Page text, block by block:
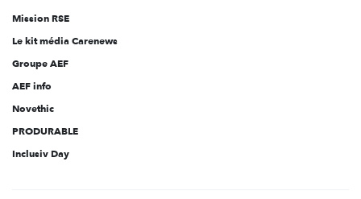
Mission RSE
Le kit média Carenews
Groupe AEF
AEF info
Novethic
PRODURABLE
Inclusiv Day